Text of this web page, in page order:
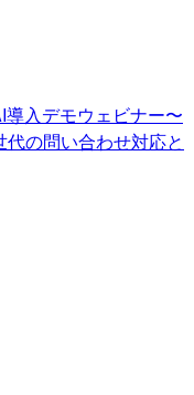
導入デモウェビナー〜
の問い合わせ対応と